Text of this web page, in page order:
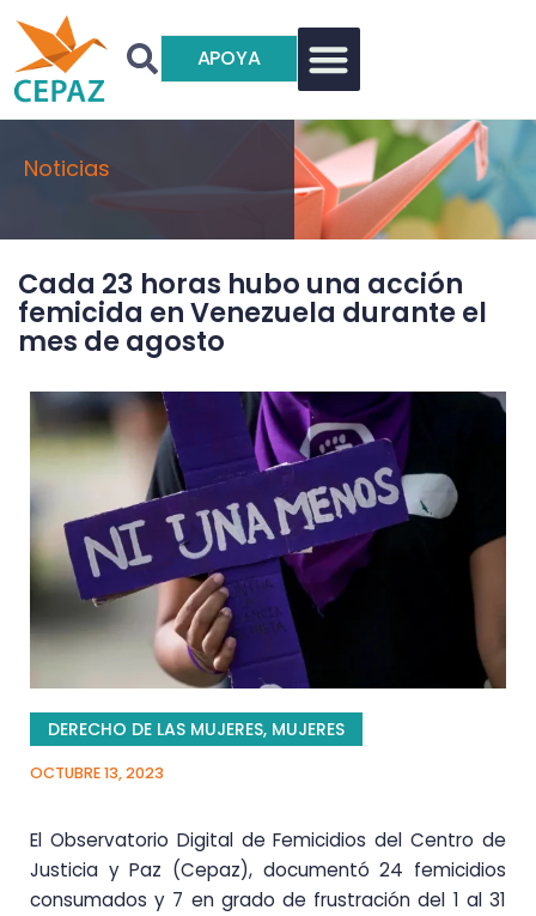
APOYA
Noticias
Cada 23 horas hubo una acción
femicida en Venezuela durante el
mes de agosto
DERECHO DE LAS MUJERES, MUJERES
OCTUBRE 13, 2023
El Observatorio Digital de Femicidios del Centro de
Justicia y Paz (Cepaz), documentó 24 femicidios
consumados y 7 en grado de frustración del 1 al 31